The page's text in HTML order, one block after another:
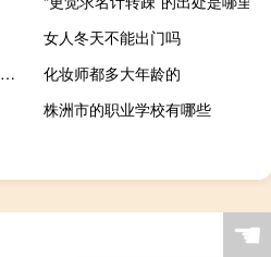
女人冬天不能出门吗
引领时尚英文 关于引领时尚英文的介绍
化妆师都多大年龄的
株洲市的职业学校有哪些
☚